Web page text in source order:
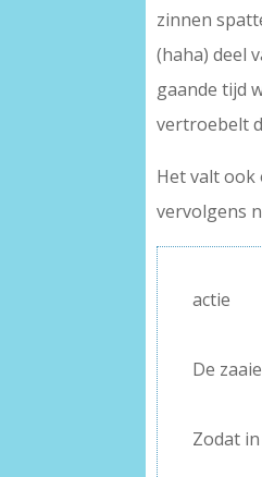
zinnen
(haha) deel
gaande tijd
vertroebelt
Het valt ook
vervolgens
actie
De
Zodat